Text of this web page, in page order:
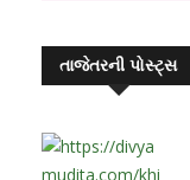
તાજેતરની પોસ્ટ્સ